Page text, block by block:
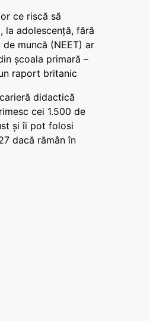
ce riscă să
la adolescență, fără
muncă (NEET) ar
școala primară –
raport britanic
didactică
cei 1.500 de
și îi pot folosi
dacă rămân în